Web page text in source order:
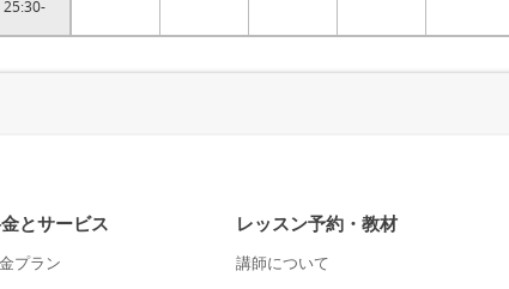
25:30-
とサービス
プラン
レッスン予約・教材
講師について